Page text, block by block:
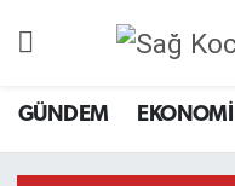
GÜNDEM EKONOMİ
4 Ay önce |
EKONOMİ